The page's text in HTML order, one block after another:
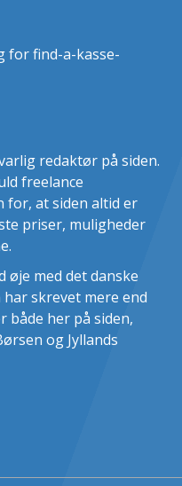
redaktør på siden.
freelance
for, at siden altid er
priser, muligheder
øje med det danske
skrevet mere end
både her på siden,
og Jyllands